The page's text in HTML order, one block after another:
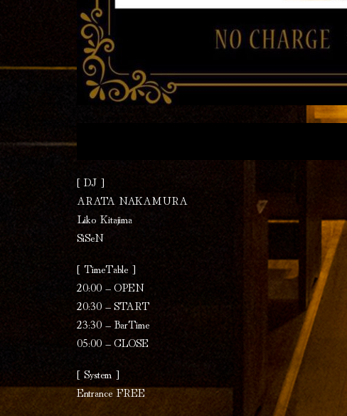
[ DJ ]
ARATA NAKAMURA
Liko Kitajima
SiSeN
[ TimeTable ]
20:00 – OPEN
20:30 – START
23:30 – BarTime
05:00 – CLOSE
[ System ]
Entrance FREE